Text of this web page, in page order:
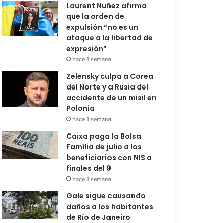
Laurent Nuñez afirma
que la orden de
expulsión “no es un
ataque a la libertad de
expresión”
hace 1 semana
Zelensky culpa a Corea
del Norte y a Rusia del
accidente de un misil en
Polonia
hace 1 semana
Caixa paga la Bolsa
Família de julio a los
beneficiarios con NIS a
finales del 9
hace 1 semana
Gale sigue causando
daños a los habitantes
de Río de Janeiro